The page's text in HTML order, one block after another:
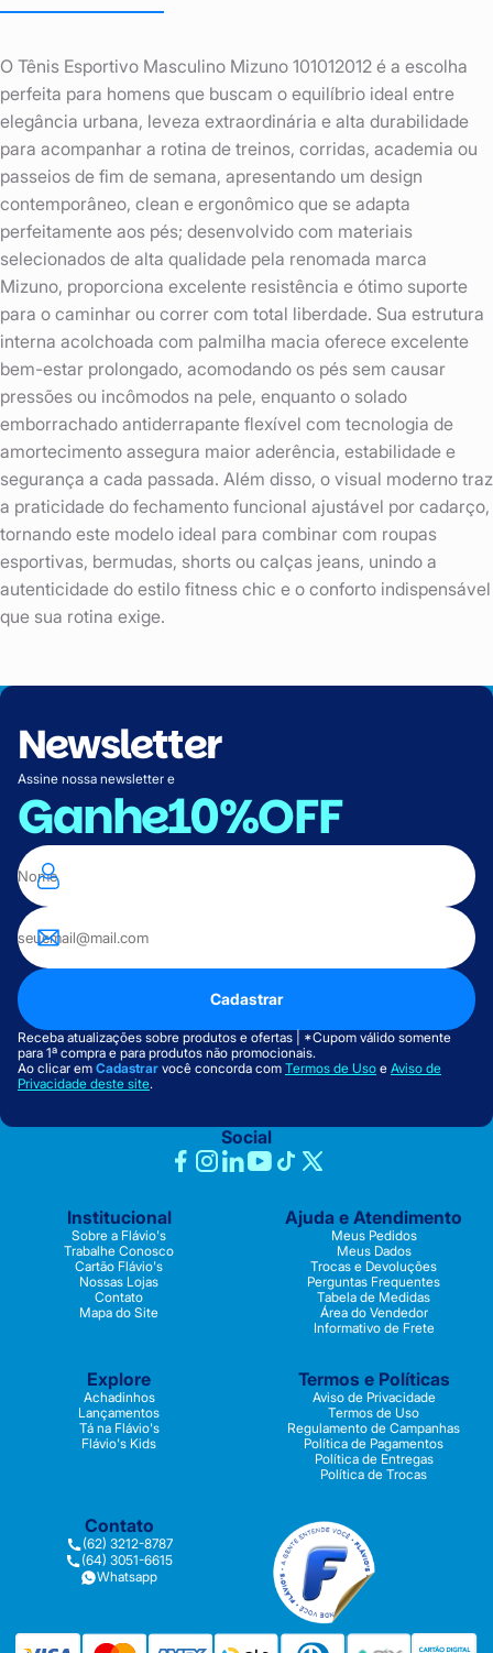
O Tênis Esportivo Masculino Mizuno 101012012 é a escolha
perfeita para homens que buscam o equilíbrio ideal entre
elegância urbana, leveza extraordinária e alta durabilidade
para acompanhar a rotina de treinos, corridas, academia ou
passeios de fim de semana, apresentando um design
contemporâneo, clean e ergonômico que se adapta
perfeitamente aos pés; desenvolvido com materiais
selecionados de alta qualidade pela renomada marca
Mizuno, proporciona excelente resistência e ótimo suporte
para o caminhar ou correr com total liberdade. Sua estrutura
interna acolchoada com palmilha macia oferece excelente
bem-estar prolongado, acomodando os pés sem causar
pressões ou incômodos na pele, enquanto o solado
emborrachado antiderrapante flexível com tecnologia de
amortecimento assegura maior aderência, estabilidade e
segurança a cada passada. Além disso, o visual moderno traz
a praticidade do fechamento funcional ajustável por cadarço,
tornando este modelo ideal para combinar com roupas
esportivas, bermudas, shorts ou calças jeans, unindo a
autenticidade do estilo fitness chic e o conforto indispensável
que sua rotina exige.
Newsletter
Assine nossa newsletter e
Ganhe10%OFF
Cadastrar
Receba atualizações sobre produtos e ofertas | *Cupom válido somente
para 1ª compra e para produtos não promocionais.
Ao clicar em Cadastrar você concorda com Termos de Uso e Aviso de
Privacidade deste site.
Social
Institucional
Sobre a Flávio's
Trabalhe Conosco
Cartão Flávio's
Nossas Lojas
Contato
Mapa do Site
Ajuda e Atendimento
Meus Pedidos
Meus Dados
Trocas e Devoluções
Perguntas Frequentes
Tabela de Medidas
Área do Vendedor
Informativo de Frete
Explore
Achadinhos
Lançamentos
Tá na Flávio's
Flávio's Kids
Termos e Políticas
Aviso de Privacidade
Termos de Uso
Regulamento de Campanhas
Política de Pagamentos
Política de Entregas
Política de Trocas
Contato
(62) 3212-8787
(64) 3051-6615
Whatsapp